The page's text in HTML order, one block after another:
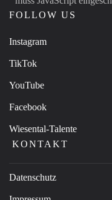
FOLLOW US
Instagram
TikTok
YouTube
Facebook
Wiesental-Talente
KONTAKT
Datenschutz